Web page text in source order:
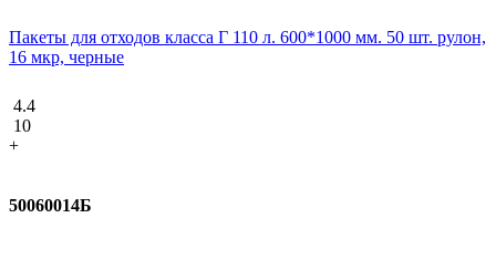
Пакеты для отходов класса Г 110 л. 600*1000 мм. 50 шт. рулон,
16 мкр, черные
4.4
10
+
50060014Б